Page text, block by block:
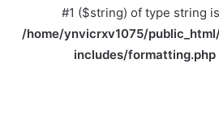
#1 ($string) of type string
/home/ynvicrxv1075/
includes/formatting.php